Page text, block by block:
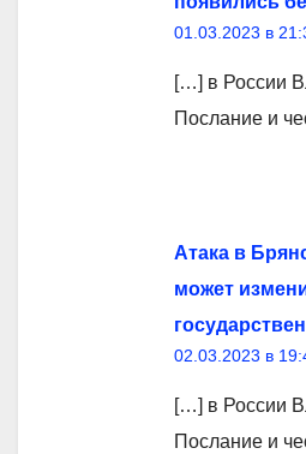
01.03.2023 в
[…] в России
Послание и
Атака в
может
02.03.2023 в
[…] в России
Послание и